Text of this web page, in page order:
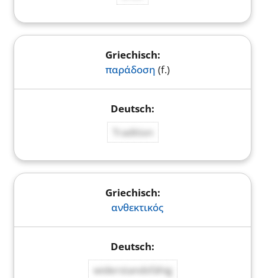
παράδοση (f.)
Tradition
ανθεκτικός
widerstandsfähig